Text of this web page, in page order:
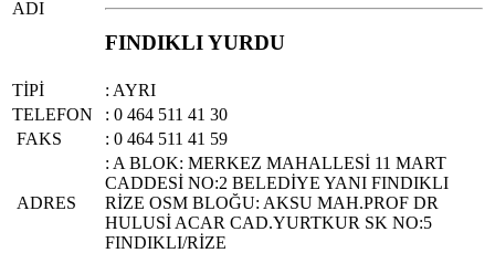
ADI
FINDIKLI YURDU
TİPİ
: AYRI
TELEFON
: 0 464 511 41 30
FAKS
: 0 464 511 41 59
ADRES
: A BLOK: MERKEZ MAHALLESİ 11 MART
CADDESİ NO:2 BELEDİYE YANI FINDIKLI
RİZE OSM BLOĞU: AKSU MAH.PROF DR
HULUSİ ACAR CAD.YURTKUR SK NO:5
FINDIKLI/RİZE